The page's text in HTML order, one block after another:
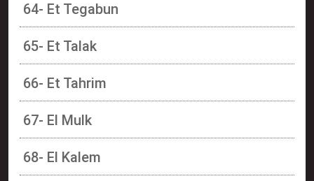
64- Et Tegabun
65- Et Talak
66- Et Tahrim
67- El Mulk
68- El Kalem